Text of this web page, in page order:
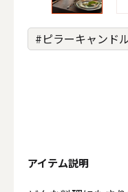
#ピラーキャンド
アイテム説明